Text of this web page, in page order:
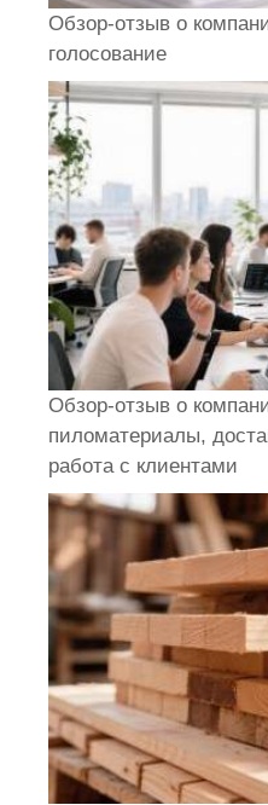
Обзор-отзыв о
голосование
Обзор-отзыв о
пиломатериалы,
работа с клиентами